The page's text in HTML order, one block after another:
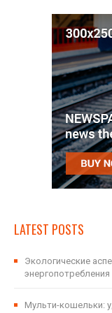
LATEST POSTS
Экологические
энергопотребления
Мульти-кошельки: